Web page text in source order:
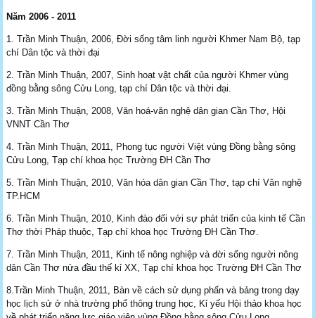
Năm 2006 - 2011
1. Trần Minh Thuận, 2006, Đời sống tâm linh người Khmer Nam Bộ, tạp
chí Dân tộc và thời đại
2. Trần Minh Thuận, 2007, Sinh hoạt vật chất của người Khmer vùng
đồng bằng sông Cửu Long, tạp chí Dân tộc và thời đại.
3. Trần Minh Thuận, 2008, Văn hoá-văn nghệ dân gian Cần Thơ, Hội
VNNT Cần Thơ
4. Trần Minh Thuận, 2011, Phong tục người Việt vùng Đồng bằng sông
Cửu Long, Tạp chí khoa học Trường ĐH Cần Thơ
5. Trần Minh Thuận, 2010, Văn hóa dân gian Cần Thơ, tạp chí Văn nghệ
TP.HCM
6. Trần Minh Thuận, 2010, Kinh đào đối với sự phát triển của kinh tế Cần
Thơ thời Pháp thuộc, Tạp chí khoa học Trường ĐH Cần Thơ.
7. Trần Minh Thuận, 2011, Kinh tế nông nghiệp và đời sống người nông
dân Cần Thơ nửa đầu thế kỉ XX, Tạp chí khoa học Trường ĐH Cần Thơ
8.Trần Minh Thuận, 2011, Bàn về cách sử dụng phấn và bảng trong dạy
học lịch sử ở nhà trường phổ thông trung học, Kỉ yếu Hội thảo khoa học